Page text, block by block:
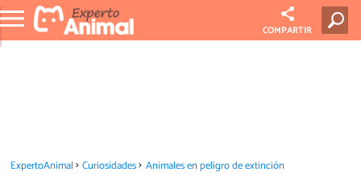
COMPARTIR
ExpertoAnimal Curiosidades Animales en peligro de extinción